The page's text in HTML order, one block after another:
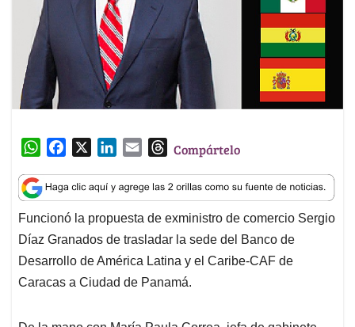
W
a
t
s
A
p
p
c
e
b
o
o
k
n
k
e
d
I
n
a
i
l
T
r
e
a
d
s
Compártelo
Funcionó la propuesta de exministro de comercio Sergio
Díaz Granados de trasladar la sede del Banco de
Desarrollo de América Latina y el Caribe-CAF de
Caracas a Ciudad de Panamá.